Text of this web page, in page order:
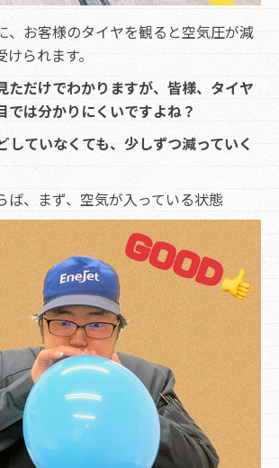
、お客様のタイヤを観ると空気圧が減
られます。
ただけでわかりますが、皆様、タイヤ
では分かりにくいですよね？
していなくても、少しずつ減っていく
ば、まず、空気が入っている状態